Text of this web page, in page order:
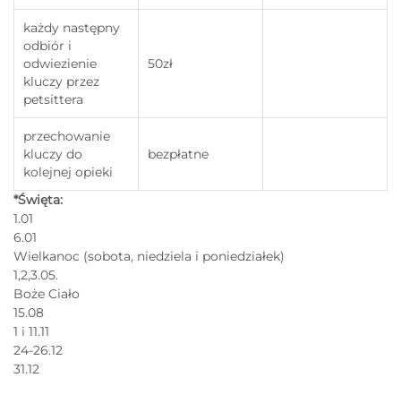
każdy następny
odbiór i
odwiezienie
kluczy przez
petsittera
50zł
przechowanie
kluczy do
kolejnej opieki
bezpłatne
*Święta:
1.01
6.01
Wielkanoc (sobota, niedziela i poniedziałek)
1,2,3.05.
Boże Ciało
15.08
1 i 11.11
24-26.12
31.12